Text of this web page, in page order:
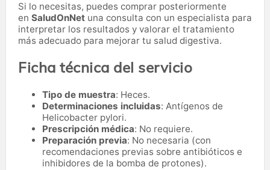
Si lo necesitas, puedes comprar posteriormente
en SaludOnNet una consulta con un especialista para
interpretar los resultados y valorar el tratamiento
más adecuado para mejorar tu salud digestiva.
Ficha técnica del servicio
Tipo de muestra: Heces.
Determinaciones incluidas: Antígenos de
Helicobacter pylori.
Prescripción médica: No requiere.
Preparación previa: No necesaria (con
recomendaciones previas sobre antibióticos e
inhibidores de la bomba de protones).